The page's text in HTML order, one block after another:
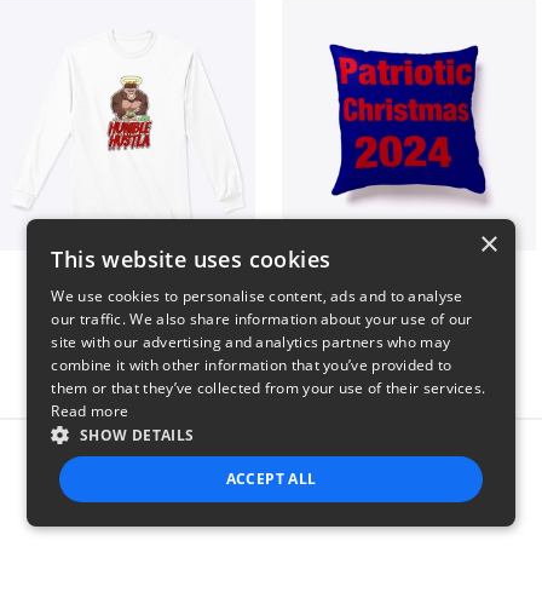
Report this product
×
This website uses cookies
We use cookies to personalise content, ads and to analyse
our traffic. We also share information about your use of our
site with our advertising and analytics partners who may
combine it with other information that you’ve provided to
them or that they’ve collected from your use of their services.
Read more
SHOW DETAILS
ACCEPT ALL
STRICTLY NECESSARY PERFORMANCE